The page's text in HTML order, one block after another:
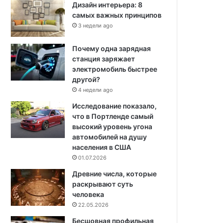
Дизайн интерьера: 8
самых важных принципов
3 недели ago
Почему одна зарядная
станция заряжает
электромобиль быстрее
другой?
4 недели ago
Исследование показало,
что в Портленде самый
высокий уровень угона
автомобилей на душу
населения в США
01.07.2026
Древние числа, которые
раскрывают суть
человека
22.05.2026
Бесшовная профильная